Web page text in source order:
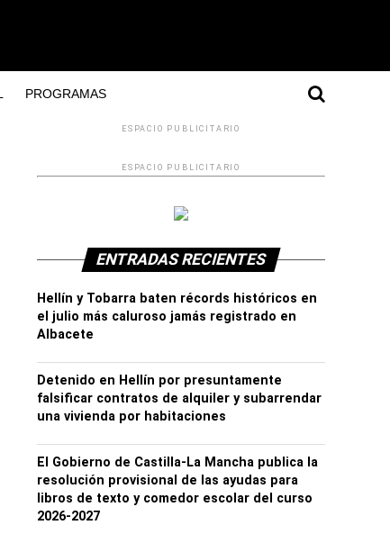
PROGRAMAS
ESPACIO PUBLICITARIO
ESPACIO PUBLICITARIO
ENTRADAS RECIENTES
Hellín y Tobarra baten récords históricos en
el julio más caluroso jamás registrado en
Albacete
Detenido en Hellín por presuntamente
falsificar contratos de alquiler y subarrendar
una vivienda por habitaciones
El Gobierno de Castilla-La Mancha publica la
resolución provisional de las ayudas para
libros de texto y comedor escolar del curso
2026-2027